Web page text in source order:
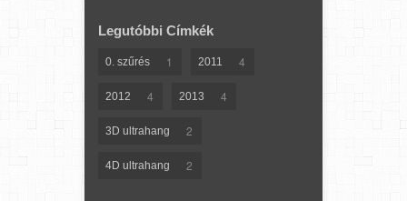
Legutóbbi Címkék
0. szűrés 1 2011 4
2012 4 2013 4
3D ultrahang 2
4D ultrahang 2